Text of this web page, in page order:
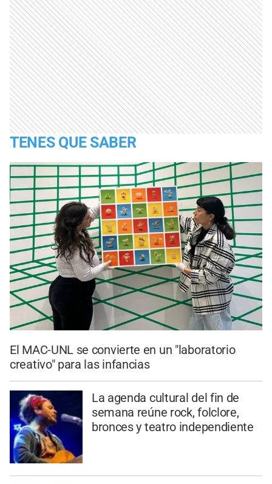
TENES QUE SABER
El MAC-UNL se convierte en un "laboratorio
creativo" para las infancias
La agenda cultural del fin de
semana reúne rock, folclore,
bronces y teatro independiente